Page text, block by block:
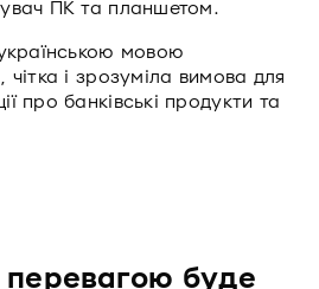
ПК та планшетом.
мовою
і зрозуміла вимова для
про банківські продукти та
буде